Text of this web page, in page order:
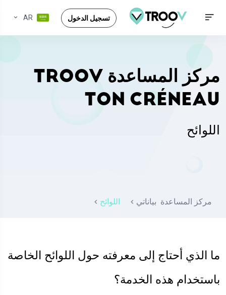
تسجيل الدخول AR
مركز المساعدة TROOV
TON CRÉNEAU
اللوائح
مركز المساعدة بياناتي اللوائح
ما الذي أحتاج إلى معرفته حول اللوائح الخاصة
باستخدام هذه الخدمة؟